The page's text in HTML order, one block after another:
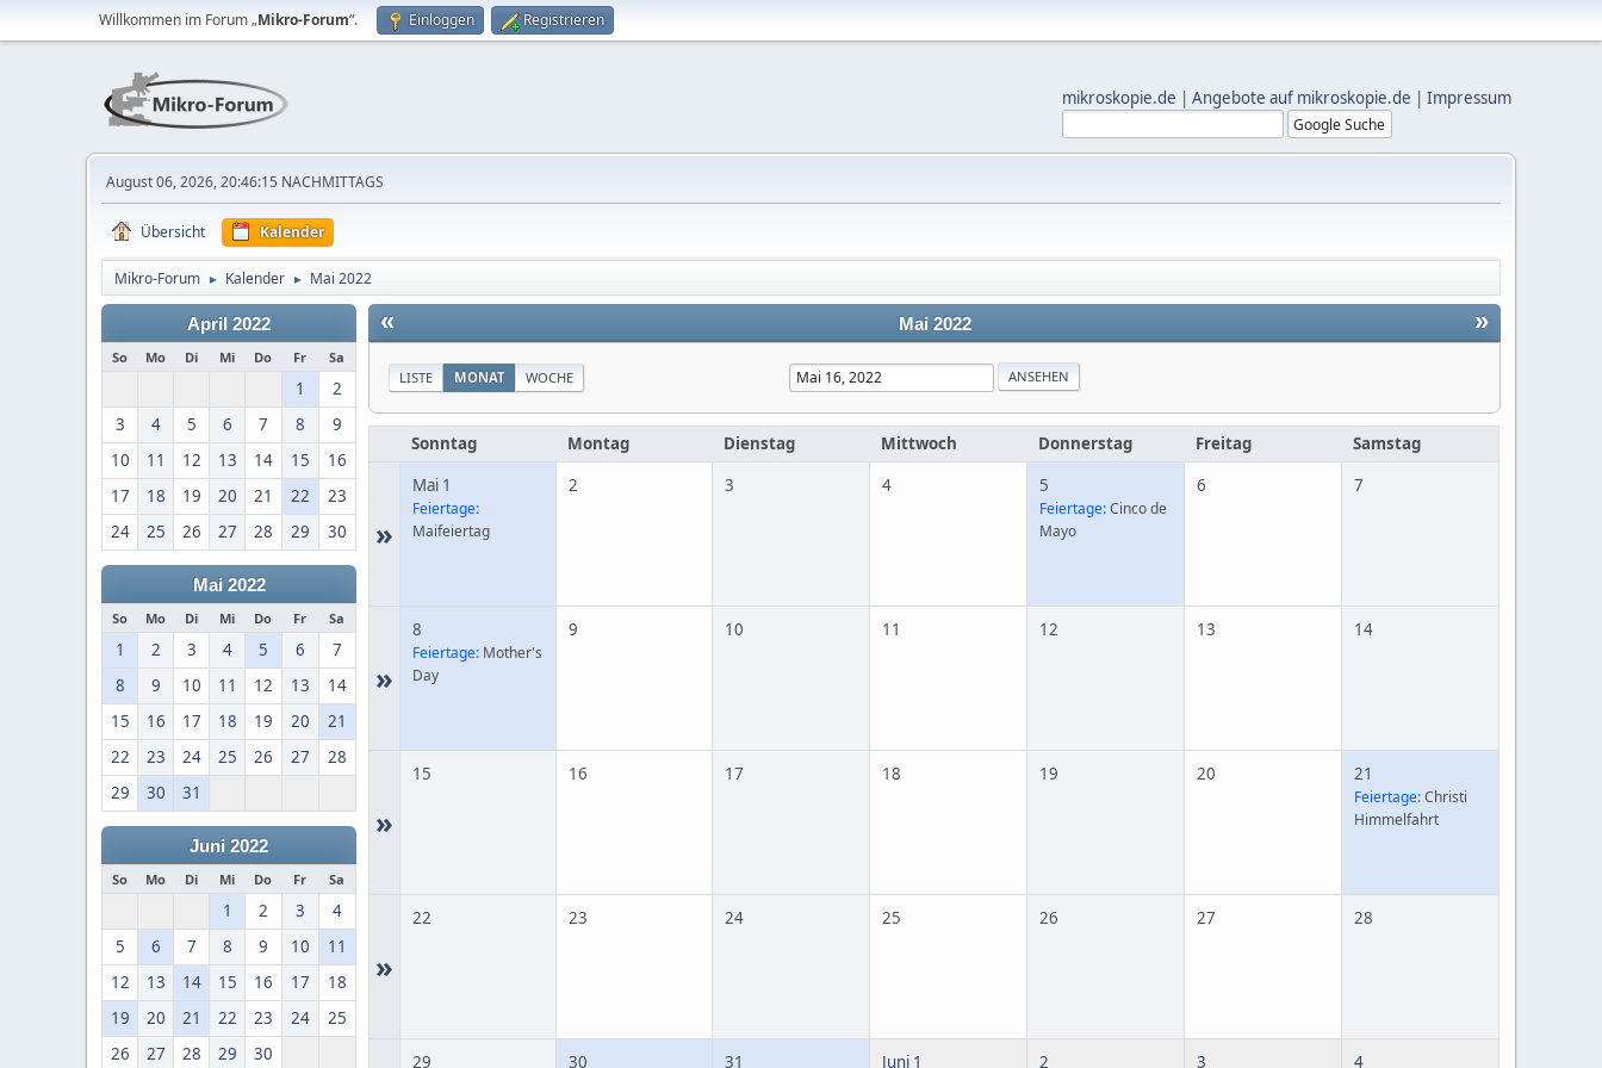
Willkommen im Forum „Mikro-Forum“. Einloggen Registrieren
mikroskopie.de | Angebote auf mikroskopie.de | Impressum
August 06, 2026, 20:46:15 NACHMITTAGS
Übersicht Kalender
Mikro-Forum ► Kalender ► Mai 2022
April 2022
So Mo Di Mi Do Fr Sa
1
2
3
4 5 6 7 8
9
10
11 12 13 14 15
16
17
18 19 20 21 22
23
24
25 26 27 28 29 30
Mai 2022
So Mo Di Mi Do Fr Sa
1 2 3 4 5 6
7
8
9 10 11 12 13
14
15
16 17 18 19 20
21
22
23 24 25 26 27
28
29
30 31
Juni 2022
So Mo Di Mi Do Fr Sa
1 2 3
4
5
6 7 8 9 10
11
12
13 14 15 16 17
18
19
20 21 22 23 24
25
26
27 28 29 30
« »
Mai 2022
LISTE MONAT WOCHE
Sonntag Montag Dienstag Mittwoch Donnerstag Freitag Samstag
»
Mai 1
Feiertage:
Maifeiertag
2 3 4 5
Feiertage:Cinco de
Mayo
6 7
»
8
Feiertage: Mother's
Day
9 10 11 12 13 14
»
15 16 17 18 19 20 21
Feiertage:Christi
Himmelfahrt
»
22 23 24 25 26 27 28
29 30 31 Juni 1 2 3 4